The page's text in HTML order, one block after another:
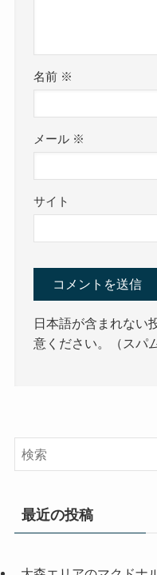
名前 ※
メール ※
サイト
日本語が含まれない
意ください。（スパ
最近の投稿